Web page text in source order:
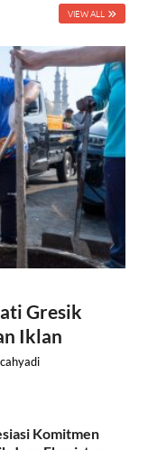
VIEW ALL
Gresik
Iklan
Komitmen